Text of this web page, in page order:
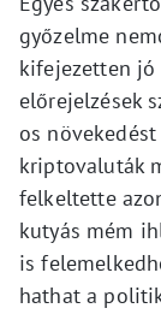
győzelme
kifejezetten jó
előrejelzések
os
kriptovaluták
felkeltette
kutyás mém
is
hathat a